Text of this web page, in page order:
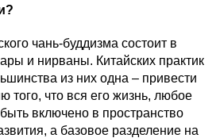
чань-буддизма состоит в
и нирваны. Китайских практик
из них одна – привести
того, что вся его жизнь, любое
включено в пространство
а базовое разделение на